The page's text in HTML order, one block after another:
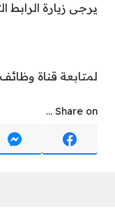
يرجى زيارة الرابط
لمتابعة قناة
Share on ...